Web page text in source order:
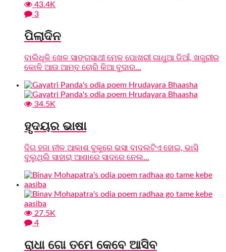
43.4K
3
ପିଲାଦିନ
ବାଲିଧୂଳି ଖେଳ ସାଙ୍ଗସାଥୀ ମେଳ ପୋଖରୀ ଗାଧୁଆ ଡିଆଁ, ଖଜୁରୀର
କୋଳି ଆଉ ଆମ୍ବ ଚୋରି କିଆ ବୁଦାର...
34.5K
ହୃଦୟର ଭାଷା
ଦିଗ ହଜା ନୀଳ ଆକାଶ ବୁକୁରେ ଭସା ବାଦଲଟିଏ ହୋଇ, ଭାସି
ବୁଲୁଥିଲି ସାହାରା ଆଶାରେ ସାଦରେ ନେଲ...
27.5K
4
ରାଧା ଗୋ ତମେ କେବେ ଆସିବ